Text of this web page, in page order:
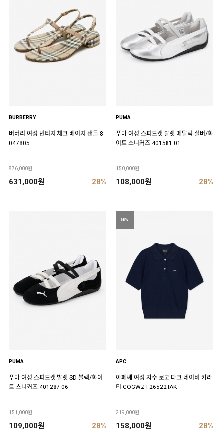
BURBERRY
버버리 여성 빈티지 체크 베이지 샌들 8
047805
876,000원
631,000원 28%
PUMA
푸마 여성 스피드캣 발렛 메탈릭 실버/화
이트 스니커즈 401581 01
150,000원
108,000원 28%
PUMA
푸마 여성 스피드캣 발렛 SD 블랙/화이
트 스니커즈 401287 06
151,000원
109,000원 28%
NEW
APC
아페쎄 여성 자수 로고 다크 네이비 카라
티 COGWZ F26522 IAK
219,000원
158,000원 28%